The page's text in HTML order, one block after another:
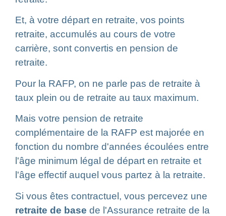
Et, à votre départ en retraite, vos points
retraite, accumulés au cours de votre
carrière, sont convertis en pension de
retraite.
Pour la RAFP, on ne parle pas de retraite à
taux plein ou de retraite au taux maximum.
Mais votre pension de retraite
complémentaire de la RAFP est majorée en
fonction du nombre d'années écoulées entre
l'âge minimum légal de départ en retraite et
l'âge effectif auquel vous partez à la retraite.
Si vous êtes contractuel, vous percevez une
retraite de base de l'Assurance retraite de la